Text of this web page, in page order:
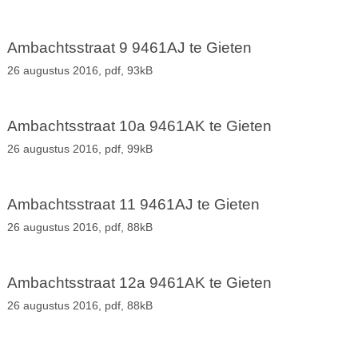
Ambachtsstraat 9 9461AJ te Gieten
26 augustus 2016, pdf, 93kB
Ambachtsstraat 10a 9461AK te Gieten
26 augustus 2016, pdf, 99kB
Ambachtsstraat 11 9461AJ te Gieten
26 augustus 2016, pdf, 88kB
Ambachtsstraat 12a 9461AK te Gieten
26 augustus 2016, pdf, 88kB